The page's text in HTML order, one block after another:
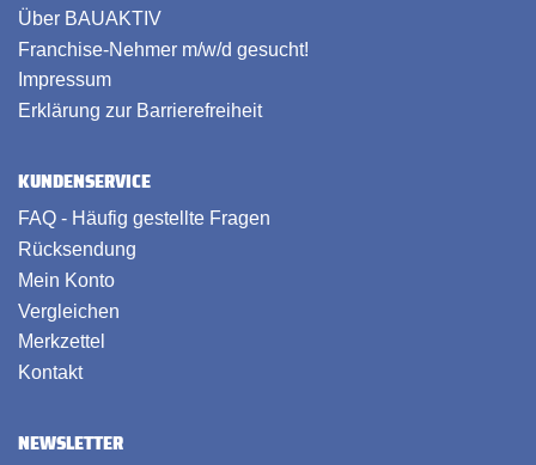
Über BAUAKTIV
Franchise-Nehmer m/w/d gesucht!
Impressum
Erklärung zur Barrierefreiheit
KUNDENSERVICE
FAQ - Häufig gestellte Fragen
Rücksendung
Mein Konto
Vergleichen
Merkzettel
Kontakt
NEWSLETTER